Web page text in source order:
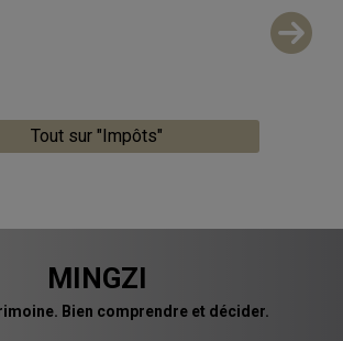
Tout sur "Impôts"
MINGZI
Bien comprendre et décider.